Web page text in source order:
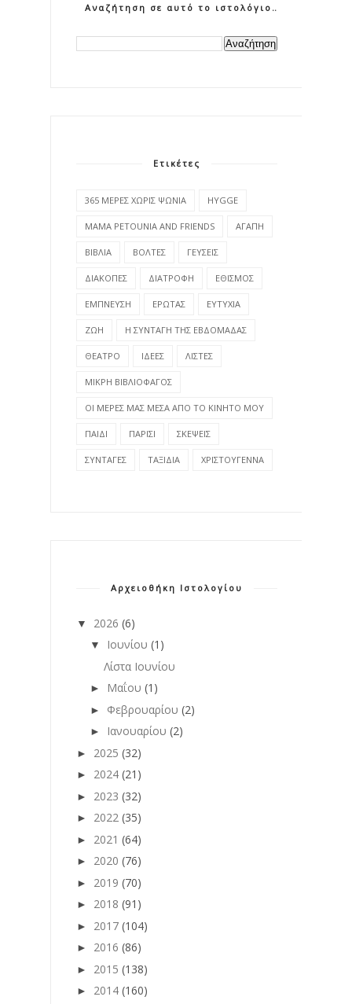
Αναζήτηση σε αυτό το ιστολόγιο
Ετικέτες
365 ΜΕΡΕΣ ΧΩΡΙΣ ΨΩΝΙΑ HYGGE
MAMA PETOUNIA AND FRIENDS ΑΓΑΠΗ
ΒΙΒΛΙΑ ΒΟΛΤΕΣ ΓΕΥΣΕΙΣ
ΔΙΑΚΟΠΕΣ ΔΙΑΤΡΟΦΗ ΕΘΙΣΜΟΣ
ΕΜΠΝΕΥΣΗ ΕΡΩΤΑΣ ΕΥΤΥΧΙΑ
ΖΩΗ Η ΣΥΝΤΑΓΗ ΤΗΣ ΕΒΔΟΜΑΔΑΣ
ΘΕΑΤΡΟ ΙΔΕΕΣ ΛΙΣΤΕΣ
ΜΙΚΡΗ ΒΙΒΛΙΟΦΑΓΟΣ
ΟΙ ΜΕΡΕΣ ΜΑΣ ΜΕΣΑ ΑΠΟ ΤΟ ΚΙΝΗΤΟ ΜΟΥ
ΠΑΙΔΙ ΠΑΡΙΣΙ ΣΚΕΨΕΙΣ
ΣΥΝΤΑΓΕΣ ΤΑΞΙΔΙΑ ΧΡΙΣΤΟΥΓΕΝΝΑ
Αρχειοθήκη Ιστολογίου
▼ 2026 (6)
▼ Ιουνίου (1)
Λίστα Ιουνίου
► Μαΐου (1)
► Φεβρουαρίου (2)
► Ιανουαρίου (2)
► 2025 (32)
► 2024 (21)
► 2023 (32)
► 2022 (35)
► 2021 (64)
► 2020 (76)
► 2019 (70)
► 2018 (91)
► 2017 (104)
► 2016 (86)
► 2015 (138)
► 2014 (160)